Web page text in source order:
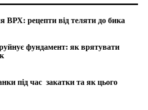
ВРХ: рецепти від теляти до бика
фундамент: як врятувати
під час закатки та як цього